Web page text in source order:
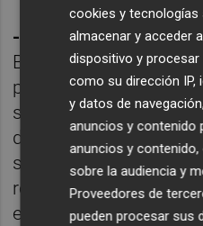
-Banderas en las
Botànic agitan
prácticamente desde
sensibilidad en
derechos LGTBi, la
sanidad pública, la
reversión de la
en los plazos para las
cookies y tecnologías
almacenar y acceder
dispositivo y
como su dirección IP,
y datos de
anuncios y contenido
anuncios y
sobre la audiencia y
Proveedores de
pueden procesar sus